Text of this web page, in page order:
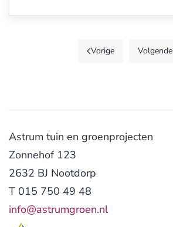
Vorige Volgende
Astrum tuin en groenprojecten
Zonnehof 123
2632 BJ Nootdorp
T 015 750 49 48
info@astrumgroen.nl